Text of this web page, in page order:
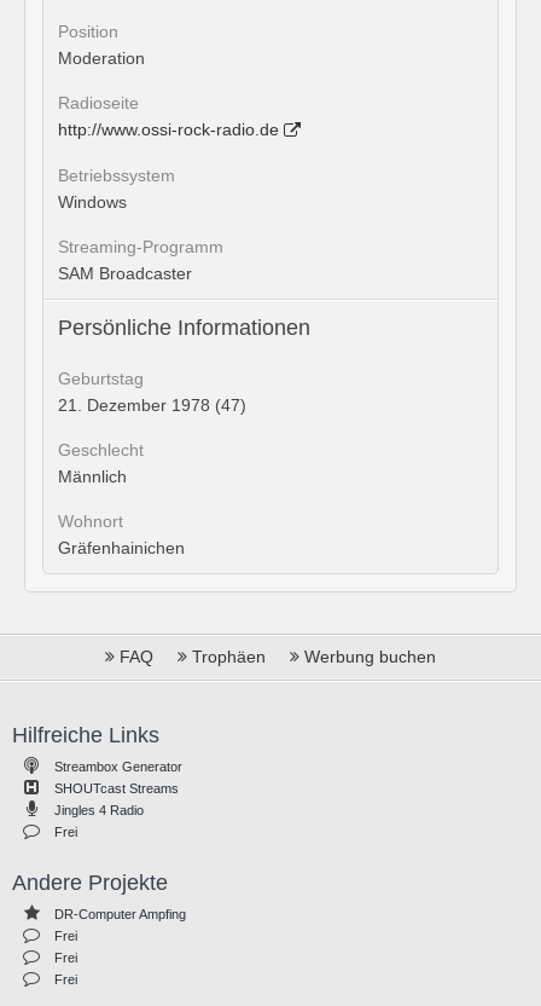
Position
Moderation
Radioseite
http://www.ossi-rock-radio.de
Betriebssystem
Windows
Streaming-Programm
SAM Broadcaster
Persönliche Informationen
Geburtstag
21. Dezember 1978 (47)
Geschlecht
Männlich
Wohnort
Gräfenhainichen
FAQ Trophäen Werbung buchen
Hilfreiche Links
Streambox Generator
SHOUTcast Streams
Jingles 4 Radio
Frei
Andere Projekte
DR-Computer Ampfing
Frei
Frei
Frei